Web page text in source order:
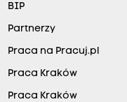
BIP
Partnerzy
Praca na Pracuj.pl
Praca Kraków
Praca Kraków